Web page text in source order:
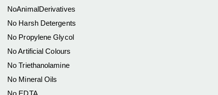
NoAnimalDerivatives
No Harsh Detergents
No Propylene Glycol
No Artificial Colours
No Triethanolamine
No Mineral Oils